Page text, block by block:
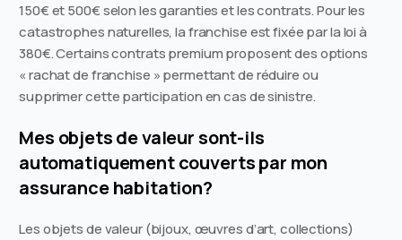
150€ et 500€ selon les garanties et les contrats. Pour les
catastrophes naturelles, la franchise est fixée par la loi à
380€. Certains contrats premium proposent des options
« rachat de franchise » permettant de réduire ou
supprimer cette participation en cas de sinistre.
Mes objets de valeur sont-ils
automatiquement couverts par mon
assurance habitation?
Les objets de valeur (bijoux, œuvres d’art, collections)